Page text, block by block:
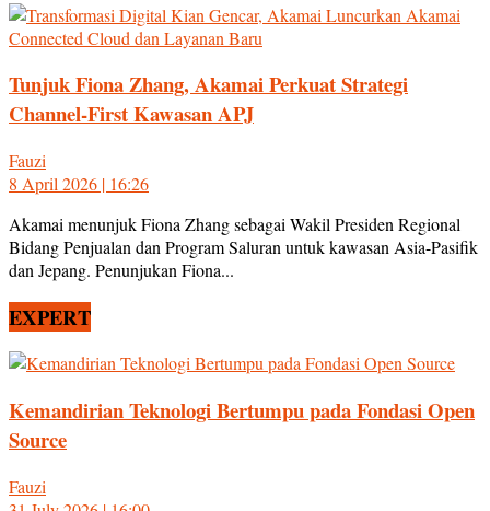
Tunjuk Fiona Zhang, Akamai Perkuat Strategi
Channel-First Kawasan APJ
Fauzi
8 April 2026 | 16:26
Akamai menunjuk Fiona Zhang sebagai Wakil Presiden Regional
Bidang Penjualan dan Program Saluran untuk kawasan Asia-Pasifik
dan Jepang. Penunjukan Fiona...
EXPERT
Kemandirian Teknologi Bertumpu pada Fondasi Open
Source
Fauzi